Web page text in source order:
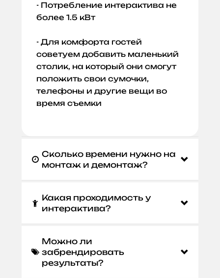
- Потребление интерактива не
более 1.5 кВт
- Для комфорта гостей
советуем добавить маленький
столик, на который они смогут
положить свои сумочки,
телефоны и другие вещи во
время съемки

Сколько времени нужно на
монтаж и демонтаж?

Какая проходимость у
интерактива?

Можно ли
забрендировать
результаты?